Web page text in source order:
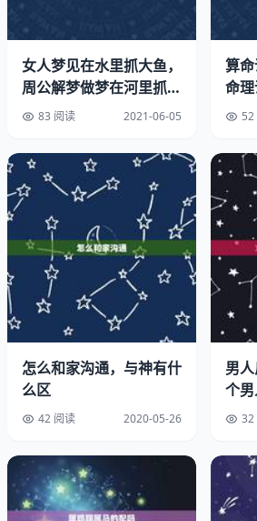
生於巳午月透丁火，壬水生於辰戍月
可构成七杀格。哪个五行的七杀最可
七杀名称虽凶，实则有制有化可转凶
七杀格有印绶，为杀印相生是属贵格
慈、面恶心善、自力自强、不
爱求人。七杀格如命中有财，财可助
身强又旺的人，如甲木生卯月，最七
格，具有潜在魄力。
七杀格不宜再行杀的大运。男性日支
女性则吉。
七杀及正官也代男性子女宫，居於时
请高人指点七杀格
其实并不代表什么….命运在自己手中.
女人梦见在水里抓大鱼，
周公解梦做梦在河里抓到
大鱼83 阅读 2021-06-05
算命
命理
52
怎么和家沟通，与神有什
么区
42 阅读 2020-05-26
男
个
32